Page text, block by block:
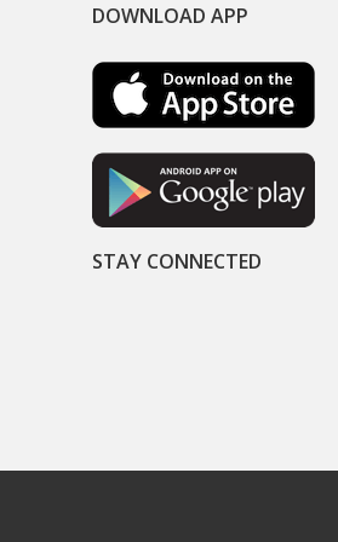
DOWNLOAD APP
STAY CONNECTED